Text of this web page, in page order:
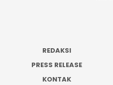
REDAKSI
PRESS RELEASE
KONTAK